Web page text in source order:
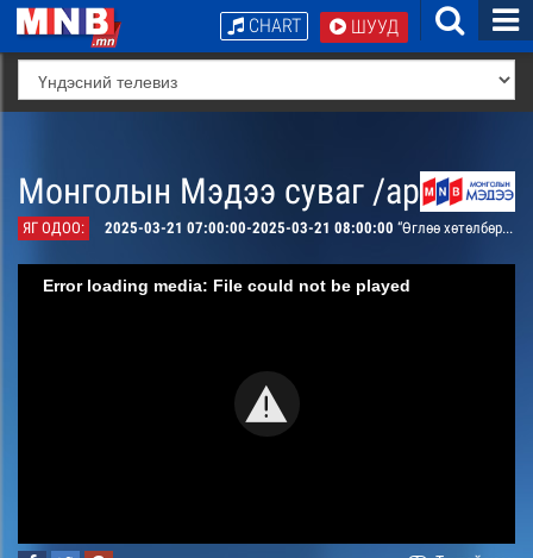
ШУУД
CHART
Монголын Мэдээ суваг /архив/
ЯГ ОДОО: 2025-03-21 07:00:00-2025-03-21 08:00:00 “Өглөө хөтөлбөр” /шууд/
Error loading media: File could not be played